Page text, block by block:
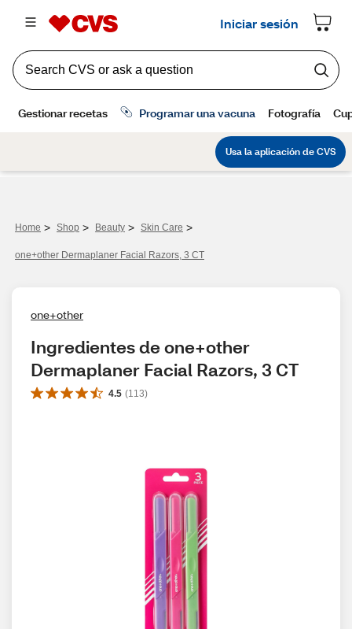
Home > Shop > Beauty > Skin Care >
one+other Dermaplaner Facial Razors, 3 CT
one+other
Ingredientes de one+other
Dermaplaner Facial Razors, 3 CT
4.5 (113)